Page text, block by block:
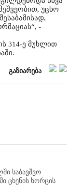
უცხო
-
314-ე მუხლით
გაზიარება
საბავშვო
ცხენის ხორცის